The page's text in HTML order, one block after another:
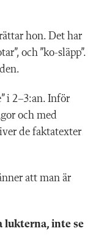
hon. Det har
och ”ko-släpp”.
i 2–3:an. Inför
och med
de faktatexter
att man är
lukterna, inte se